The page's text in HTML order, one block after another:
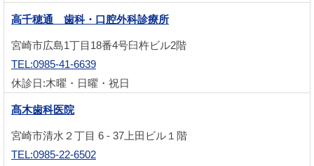
高千穂通 歯科・口腔外科診療所
宮崎市広島1丁目18番4号臼杵ビル2階
TEL:0985-41-6639
休診日:木曜・日曜・祝日
髙木歯科医院
宮崎市清水２丁目 6 - 37上田ビル１階
TEL:0985-22-6502